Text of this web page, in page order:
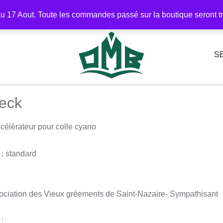
17 Aout. Toute les commandes passé sur la boutique seront
Répertoire Seconde main A lire À
pour colle cyano
: standard
des Vieux gréements de Saint-Nazaire- Sympathisant